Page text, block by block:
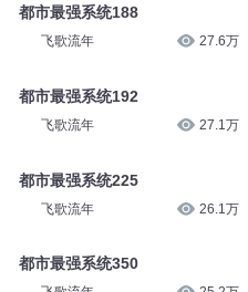
都市最强系统188
飞歌流年 27.6万
都市最强系统192
飞歌流年 27.1万
都市最强系统225
飞歌流年 26.1万
都市最强系统350